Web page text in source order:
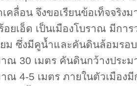
คลื่อน จึงขอเรียนข้อเท็จจริง
อยเอ็ด เป็นเมืองโบราณ มีการ
ม ซึ่งมีคูน้ำและคันดินล้อมรอบ
ณ 30 เมตร คันดินกว้างประม
ณ 4-5 เมตร ภายในตัวเมือง